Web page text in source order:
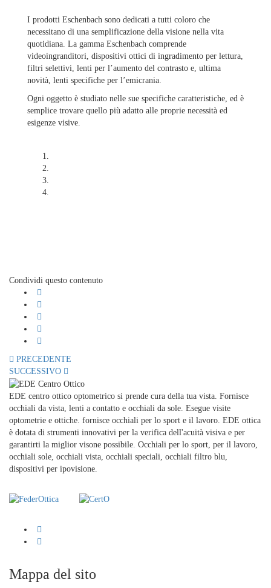
I prodotti Eschenbach sono dedicati a tutti coloro che
necessitano di una semplificazione della visione nella vita
quotidiana. La gamma Eschenbach comprende
videoingranditori, dispositivi ottici di ingradimento per lettura,
filtri selettivi, lenti per l’aumento del contrasto e, ultima
novità, lenti specifiche per l’emicrania.
Ogni oggetto è studiato nelle sue specifiche caratteristiche, ed è
semplice trovare quello più adatto alle proprie necessità ed
esigenze visive.
Condividi questo contenuto
PRECEDENTE
SUCCESSIVO
EDE centro ottico optometrico si prende cura della tua vista. Fornisce
occhiali da vista, lenti a contatto e occhiali da sole. Esegue visite
optometrie e ottiche. fornisce occhiali per lo sport e il lavoro. EDE ottica
è dotata di strumenti innovativi per la verifica dell'acuità visiva e per
garantirti la miglior visone possibile. Occhiali per lo sport, per il lavoro,
occhiali sole, occhiali vista, occhiali speciali, occhiali filtro blu,
dispositivi per ipovisione.
Mappa del sito